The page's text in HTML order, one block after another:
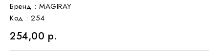
Бренд : MAGIRAY
Код : 254
254,00 р.